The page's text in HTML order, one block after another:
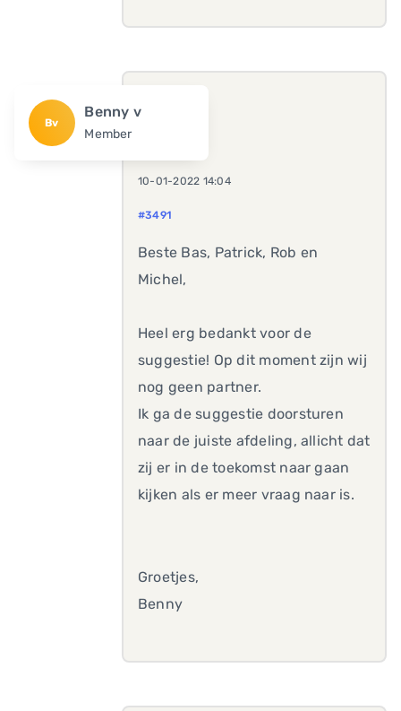
Bv
Benny v
Member
10-01-2022 14:04
#3491
Beste Bas, Patrick, Rob en
Michel,
Heel erg bedankt voor de
suggestie! Op dit moment zijn wij
nog geen partner.
Ik ga de suggestie doorsturen
naar de juiste afdeling, allicht dat
zij er in de toekomst naar gaan
kijken als er meer vraag naar is.
Groetjes,
Benny